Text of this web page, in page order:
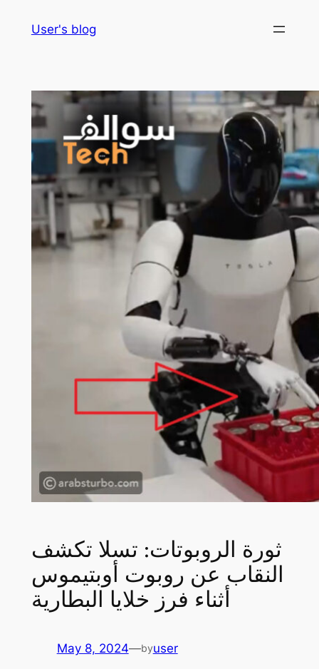
User's blog
ثورة الروبوتات: تسلا تكشف
النقاب عن روبوت أوبتيموس
أثناء فرز خلايا البطارية
May 8, 2024—byuser